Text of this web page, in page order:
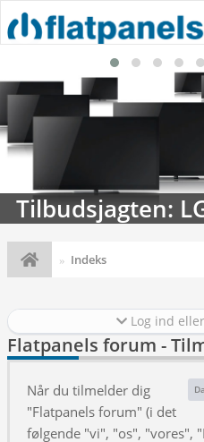
Tilbudsjagten:
Indeks
Log ind
Flatpanels forum -
Når du tilmelder dig
"Flatpanels forum" (i det
følgende "vi", "os", "vores",